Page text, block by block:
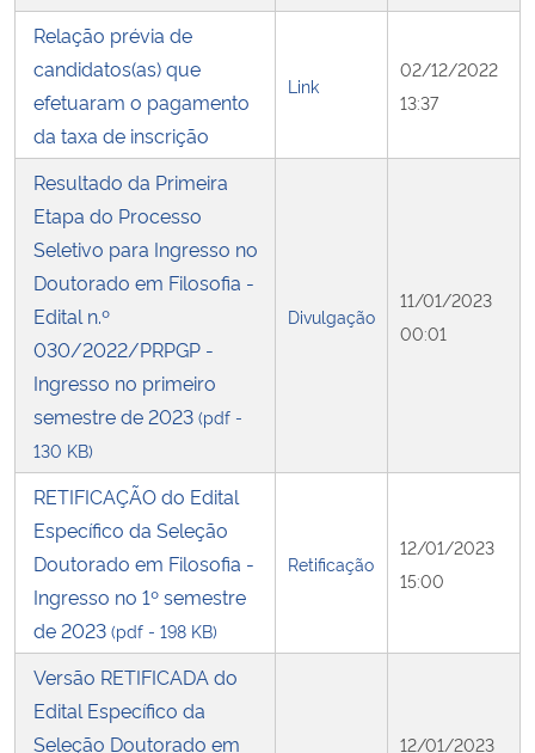
Relação prévia de
candidatos(as) que
efetuaram o pagamento
da taxa de inscrição
Link
02/12/2022
13:37
Resultado da Primeira
Etapa do Processo
Seletivo para Ingresso no
Doutorado em Filosofia -
Edital n.º
030/2022/PRPGP -
Ingresso no primeiro
semestre de 2023 (pdf -
130 KB)
Divulgação
11/01/2023
00:01
RETIFICAÇÃO do Edital
Específico da Seleção
Doutorado em Filosofia -
Ingresso no 1º semestre
de 2023 (pdf - 198 KB)
Retificação
12/01/2023
15:00
Versão RETIFICADA do
Edital Específico da
Seleção Doutorado em
12/01/2023